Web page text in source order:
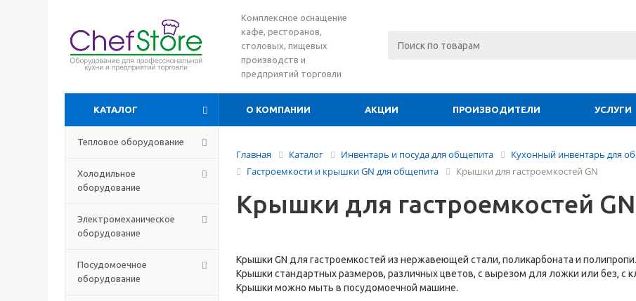
Комплексное оснащение
кафе, ресторанов,
столовых, пищевых
производств и
предприятий торговли
КАТАЛОГ О КОМПАНИИ АКЦИИ ПРОИЗВОДИТЕЛИ УСЛУГИ
Тепловое оборудование
Холодильное
оборудование
Электромеханическое
оборудование
Посудомоечное
оборудование
Главная Каталог Инвентарь и посуда для общепита
Кухонный инвентарь для
Гастроемкости и крышки GN для общепита
Крышки для гастроемкостей GN
Крышки для гастроемкостей GN
Крышки GN для гастроемкостей из нержавеющей стали, поликарбоната и
Крышки стандартных размеров, различных цветов, с вырезом для ложки или без, с
Крышки можно мыть в посудомоечной машине.